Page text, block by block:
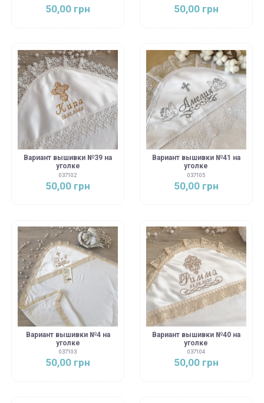
50,00 грн 50,00 грн
Вариант вышивки №39 на
уголке
037102
50,00 грн
Вариант вышивки №41 на
уголке
037105
50,00 грн
Вариант вышивки №4 на
уголке
037103
50,00 грн
Вариант вышивки №40 на
уголке
037104
50,00 грн